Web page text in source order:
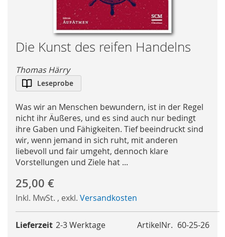
Skip
to
the
beginning
of
images
gallery
Die Kunst des reifen Handelns
Thomas Härry
Leseprobe
Was wir an Menschen bewundern, ist in der Regel
nicht ihr Äußeres, und es sind auch nur bedingt
ihre Gaben und Fähigkeiten. Tief beeindruckt sind
wir, wenn jemand in sich ruht, mit anderen
liebevoll und fair umgeht, dennoch klare
Vorstellungen und Ziele hat ...
25,00 €
Inkl. MwSt. , exkl. Versandkosten
ArtikelNr. 60-25-26
Lieferzeit 2-3 Werktage